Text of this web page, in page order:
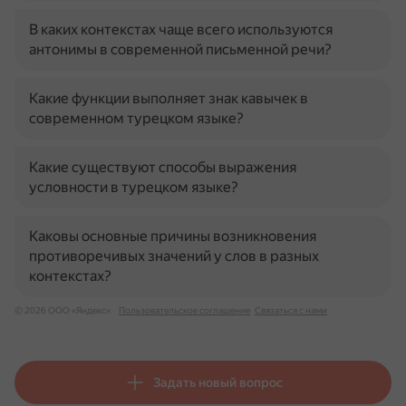
В каких контекстах чаще всего используются
антонимы в современной письменной речи?
Какие функции выполняет знак кавычек в
современном турецком языке?
Какие существуют способы выражения
условности в турецком языке?
Каковы основные причины возникновения
противоречивых значений у слов в разных
контекстах?
© 2026 ООО «Яндекс» Пользовательское соглашение Связаться с нами
Задать новый вопрос